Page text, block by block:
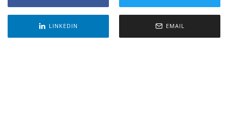
LINKEDIN EMAIL